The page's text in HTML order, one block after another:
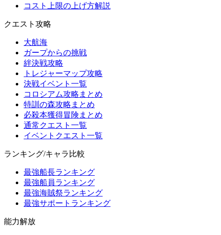
コスト上限の上げ方解説
クエスト攻略
大航海
ガープからの挑戦
絆決戦攻略
トレジャーマップ攻略
決戦イベント一覧
コロシアム攻略まとめ
特訓の森攻略まとめ
必殺本獲得冒険まとめ
通常クエスト一覧
イベントクエスト一覧
ランキング/キャラ比較
最強船長ランキング
最強船員ランキング
最強海賊祭ランキング
最強サポートランキング
能力解放